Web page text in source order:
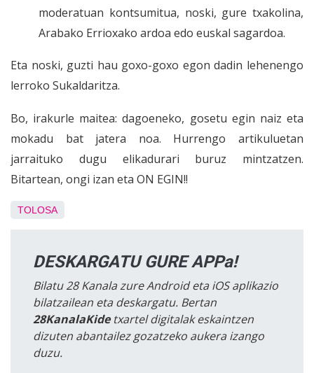
moderatuan kontsumitua, noski, gure txakolina,
Arabako Errioxako ardoa edo euskal sagardoa.
Eta noski, guzti hau goxo-goxo egon dadin lehenengo
lerroko Sukaldaritza.
Bo, irakurle maitea: dagoeneko, gosetu egin naiz eta
mokadu bat jatera noa. Hurrengo artikuluetan
jarraituko dugu elikadurari buruz mintzatzen.
Bitartean, ongi izan eta ON EGIN!!
TOLOSA
DESKARGATU GURE APPa!
Bilatu 28 Kanala zure Android eta iOS aplikazio
bilatzailean eta deskargatu. Bertan
28KanalaKidetxartel digitalak eskaintzen
dizuten abantailez gozatzeko aukera izango
duzu.